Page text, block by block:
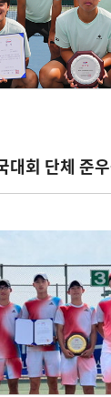
대회 단체 준